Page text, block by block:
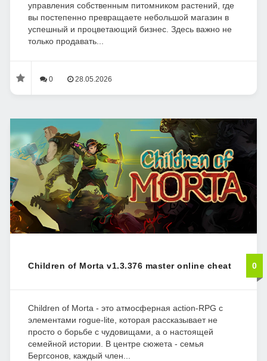
управления собственным питомником растений, где
вы постепенно превращаете небольшой магазин в
успешный и процветающий бизнес. Здесь важно не
только продавать...
0 28.05.2026
Children of Morta v1.3.376 master online cheat 0
Children of Morta - это атмосферная action-RPG с
элементами rogue-lite, которая рассказывает не
просто о борьбе с чудовищами, а о настоящей
семейной истории. В центре сюжета - семья
Бергсонов, каждый член...